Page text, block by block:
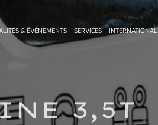
& ÉVÉNEMENTS SERVICES INTERNATIONAL
3,5T